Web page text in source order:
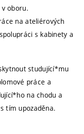
oboru.
na ateliérových
s kabinety a
studující*mu
práce a
na chodu a
tím upozaděna.